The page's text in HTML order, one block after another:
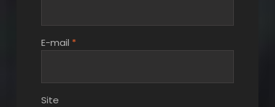
E-mail *
Site